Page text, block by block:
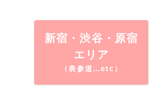
新宿・渋谷・原宿
エリア
（表参道…etc）